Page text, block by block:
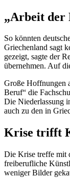
„Arbeit der
So könnten
Griechenland sagt
gezeigt, sagte der
übernehmen. Auf
Große Hoffnungen
Beruf“ die
Die Niederlassung
auch zu den in
Krise trifft
Die Krise treffe mit
freiberufliche
weniger Bilder